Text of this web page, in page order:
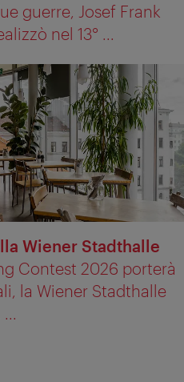
guerre, Josef Frank
nel 13° ...
Wiener Stadthalle
Contest 2026 porterà
la Wiener Stadthalle